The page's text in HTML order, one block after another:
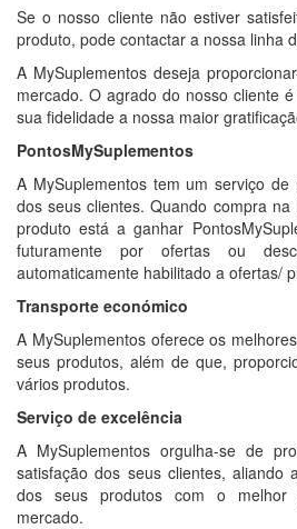
Se o nosso cliente não estiver
produto, pode contactar a nossa linha
A MySuplementos deseja
mercado. O agrado do nosso cliente
sua fidelidade a nossa maior
PontosMySuplementos
A MySuplementos tem um serviço
dos seus clientes. Quando compra
produto está a ganhar
futuramente por ofertas ou
automaticamente habilitado a ofertas/
Transporte económico
A MySuplementos oferece os
seus produtos, além de que,
vários produtos.
Serviço de excelência
A MySuplementos orgulha-se de
satisfação dos seus clientes, aliando
dos seus produtos com o melhor
mercado.